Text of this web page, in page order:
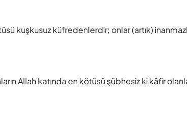
kuşkusuz küfredenlerdir; onlar (artık)
Allah katında en kötüsü şübhesiz ki kâfir